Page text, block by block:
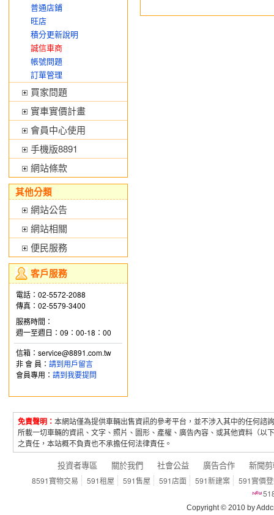
普通店鋪
旺店
積分更新說明
誠信車商
帳號問題
訂單管理
買家問題
實車實價計畫
會員中心使用
手機版8891
網站條款
其他分類
網站公告
網站相關
便民服務
客戶服務
電話：02-5572-2088
傳真：02-5579-3400
服務時間：
週一至週日：09：00-18：00
信箱：service@8891.com.tw
非 會 員： 請到用戶留言
會員專用： 請到我要提問
免責聲明： 本網站僅為提供車輛出售資訊的參考平台，並不涉入其中的任何
所載一切車輛的資訊、文字、照片、圖形、產權、廣告內容、或其他資料（
之責任，本站概不負責也不承擔任何法律責任。
投資者專區 關於我們 社會公益 廣告合作 新聞
8591寶物交易 591租屋 591售屋 591店面 591新建案
591實價
Copyright © 2010 by